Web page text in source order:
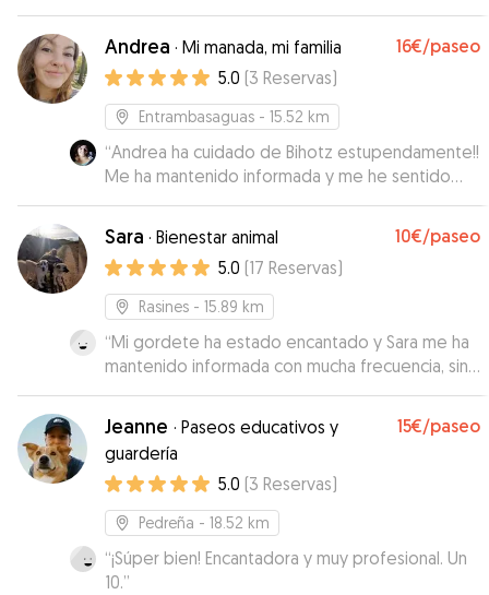
Andrea · Mi manada, mi familia 16€/paseo
5.0 (3 Reservas)
Entrambasaguas - 15.52 km
“Andrea ha cuidado de Bihotz estupendamente!!
Me ha mantenido informada y me he sentido
muy agusto con ella, y lo más importante es que
Bihotz ha estado como en casa. Repetiré!! ”
Sara · Bienestar animal 10€/paseo
5.0 (17 Reservas)
Rasines - 15.89 km
“Mi gordete ha estado encantado y Sara me ha
mantenido informada con mucha frecuencia, sin
duda para repetir! 🥰”
Jeanne · Paseos educativos y
guardería
15€/paseo
5.0 (3 Reservas)
Pedreña - 18.52 km
“¡Súper bien! Encantadora y muy profesional. Un
10.”